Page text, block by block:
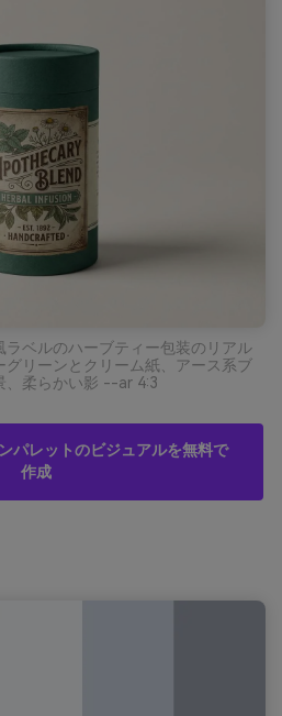
ベルのハーブティー包装のリアル
リーンとクリーム紙、アース系ブ
、柔らかい影 --ar 4:3
パレットのビジュアルを無料で
作成